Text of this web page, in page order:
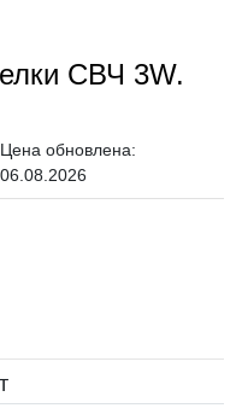
СВЧ 3W.
Цена обновлена:
06.08.2026